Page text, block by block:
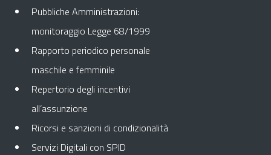
Pubbliche Amministrazioni:
monitoraggio Legge 68/1999
Rapporto periodico personale
maschile e femminile
Repertorio degli incentivi
all’assunzione
Ricorsi e sanzioni di condizionalità
Servizi Digitali con SPID